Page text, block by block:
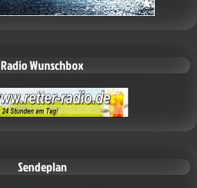
Radio Wunschbox
Sendeplan